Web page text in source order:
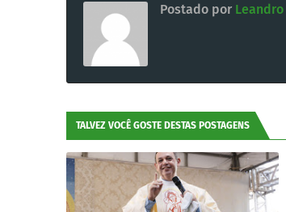
Postado por
TALVEZ VOCÊ GOSTE DESTAS POSTAGENS